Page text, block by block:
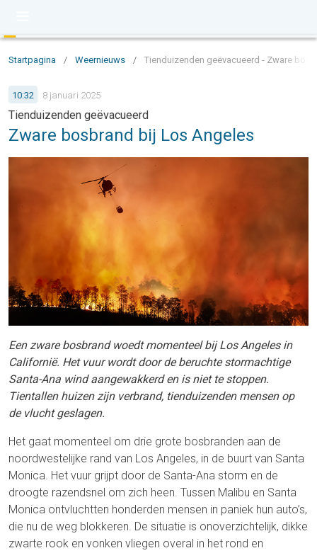
Startpagina / Weernieuws / Tienduizenden geëvacueerd - Zware
10:32 8 januari 2025
Tienduizenden geëvacueerd
Zware bosbrand bij Los Angeles
Een zware bosbrand woedt momenteel bij Los Angeles in
Californië. Het vuur wordt door de beruchte stormachtige
Santa-Ana wind aangewakkerd en is niet te stoppen.
Tientallen huizen zijn verbrand, tienduizenden mensen op
de vlucht geslagen.
Het gaat momenteel om drie grote bosbranden aan de
noordwestelijke rand van Los Angeles, in de buurt van Santa
Monica. Het vuur grijpt door de Santa-Ana storm en de
droogte razendsnel om zich heen. Tussen Malibu en Santa
Monica ontvluchtten honderden mensen in paniek hun auto’s,
die nu de weg blokkeren. De situatie is onoverzichtelijk, dikke
zwarte rook en vonken vliegen overal in het rond en